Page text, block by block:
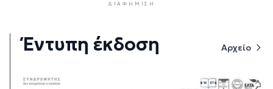
ΔΙΑΦΉΜΙΣΗ
Έντυπη έκδοση Αρχείο